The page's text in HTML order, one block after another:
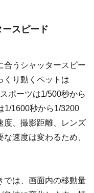
スピード
合うシャッタースピー
くり動くペットは
ポーツは1/500秒から
1/1600秒から1/3200
度、撮影距離、レンズ
速度は変わるため、
では、画面内の移動量